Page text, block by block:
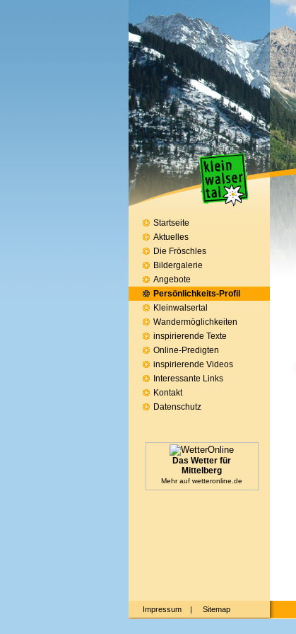
Startseite
Aktuelles
Die Fröschles
Bildergalerie
Angebote
Persönlichkeits-Profil
Kleinwalsertal
Wandermöglichkeiten
inspirierende Texte
Online-Predigten
inspirierende Videos
Interessante Links
Kontakt
Datenschutz
Das Wetter für
Mittelberg
Mehr auf wetteronline.de
Impressum | Sitemap